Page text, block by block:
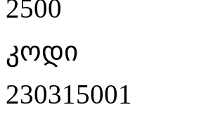
2500
კოდი
230315001